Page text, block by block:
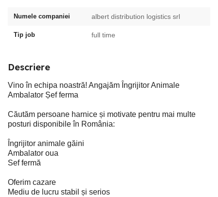
Numele companiei albert distribution logistics srl
Tip job full time
Descriere
Vino în echipa noastră! Angajăm Îngrijitor Animale
Ambalator Șef ferma
Căutăm persoane harnice și motivate pentru mai multe
posturi disponibile în România:
Îngrijitor animale găini
Ambalator oua
Sef fermă
Oferim cazare
Mediu de lucru stabil și serios